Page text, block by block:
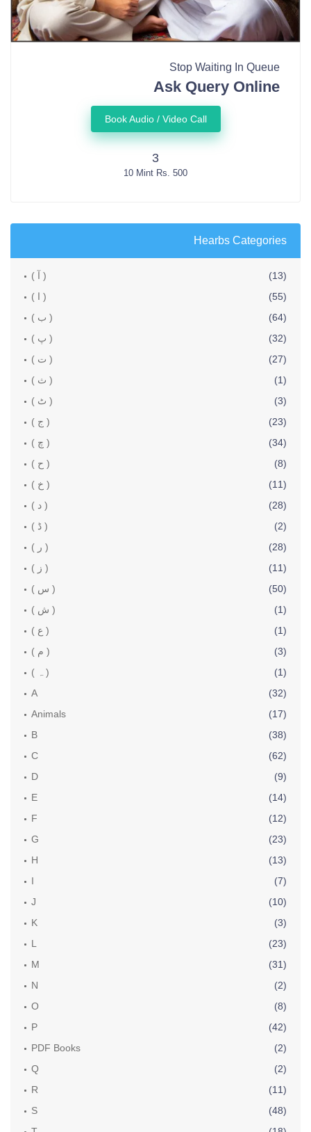
Stop Waiting In Queue
Ask Query Online
Book Audio / Video Call
3
10 Mint Rs. 500
Hearbs Categories
( آ )
(13)
( ا )
(55)
( ب )
(64)
( پ )
(32)
( ت )
(27)
( ث )
(1)
( ٹ )
(3)
( ج )
(23)
( چ )
(34)
( ح )
(8)
( خ )
(11)
( د )
(28)
( ڈ )
(2)
( ر )
(28)
( ز )
(11)
( س )
(50)
( ش )
(1)
( ع )
(1)
( م )
(3)
( ہ )
(1)
A
(32)
Animals
(17)
B
(38)
C
(62)
D
(9)
E
(14)
F
(12)
G
(23)
H
(13)
I
(7)
J
(10)
K
(3)
L
(23)
M
(31)
N
(2)
O
(8)
P
(42)
PDF Books
(2)
Q
(2)
R
(11)
S
(48)